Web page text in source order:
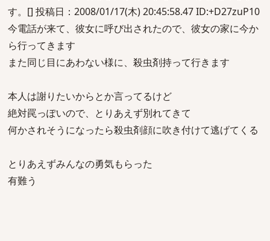
す。[] 投稿日：2008/01/17(木) 20:45:58.47 ID:+D27zuP10
今電話が来て、彼女に呼び出されたので、彼女の家に今か
ら行ってきます
また同じ目にあわない様に、殺虫剤持って行きます
本人は謝りたいからとか言ってるけど
絶対罠っぽいので、とりあえず別れてきて
何かされそうになったら殺虫剤顔に吹き付けて逃げてくる
とりあえずみんなの勇気もらった
有難う